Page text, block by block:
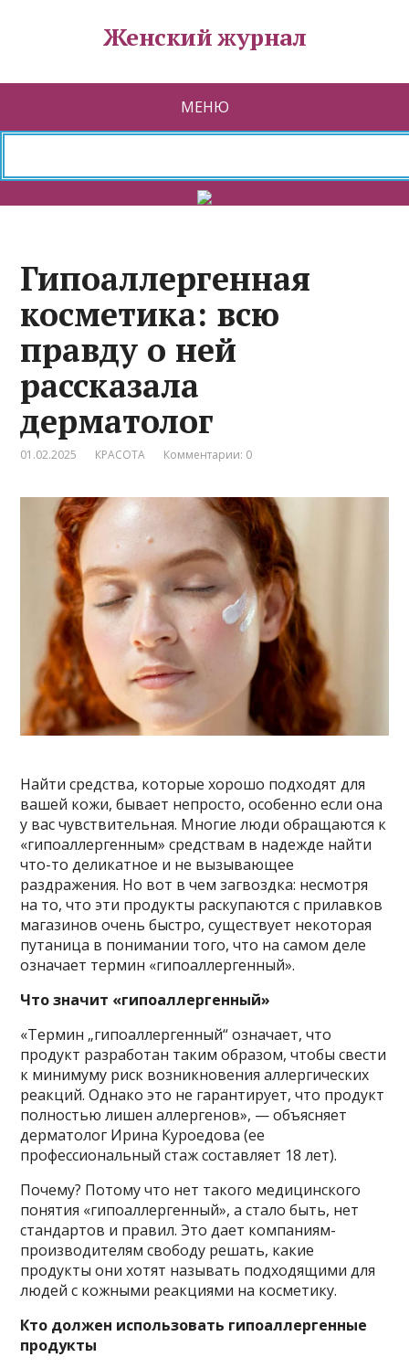
Женский журнал
МЕНЮ
Гипоаллергенная
косметика: всю
правду о ней
рассказала
дерматолог
01.02.2025 КРАСОТА Комментарии: 0
Найти средства, которые хорошо подходят для
вашей кожи, бывает непросто, особенно если она
у вас чувствительная. Многие люди обращаются к
«гипоаллергенным» средствам в надежде найти
что-то деликатное и не вызывающее
раздражения. Но вот в чем загвоздка: несмотря
на то, что эти продукты раскупаются с прилавков
магазинов очень быстро, существует некоторая
путаница в понимании того, что на самом деле
означает термин «гипоаллергенный».
Что значит «гипоаллергенный»
«Термин „гипоаллергенный“ означает, что
продукт разработан таким образом, чтобы свести
к минимуму риск возникновения аллергических
реакций. Однако это не гарантирует, что продукт
полностью лишен аллергенов», — объясняет
дерматолог Ирина Куроедова (ее
профессиональный стаж составляет 18 лет).
Почему? Потому что нет такого медицинского
понятия «гипоаллергенный», а стало быть, нет
стандартов и правил. Это дает компаниям-
производителям свободу решать, какие
продукты они хотят называть подходящими для
людей с кожными реакциями на косметику.
Кто должен использовать гипоаллергенные
продукты